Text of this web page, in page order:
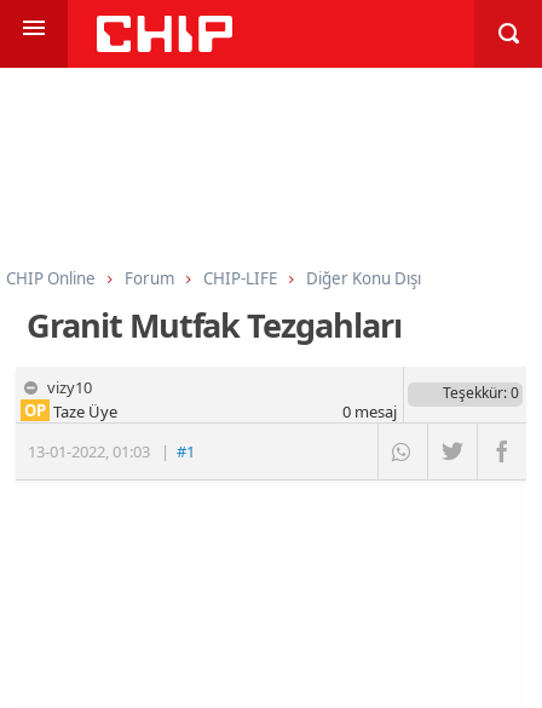
CHIP Online Forum CHIP-LIFE Diğer Konu Dışı
Granit Mutfak Tezgahları
vizy10
13-01-2022,01:03 |#1
OP Taze Üye
Teşekkür: 0
0mesaj